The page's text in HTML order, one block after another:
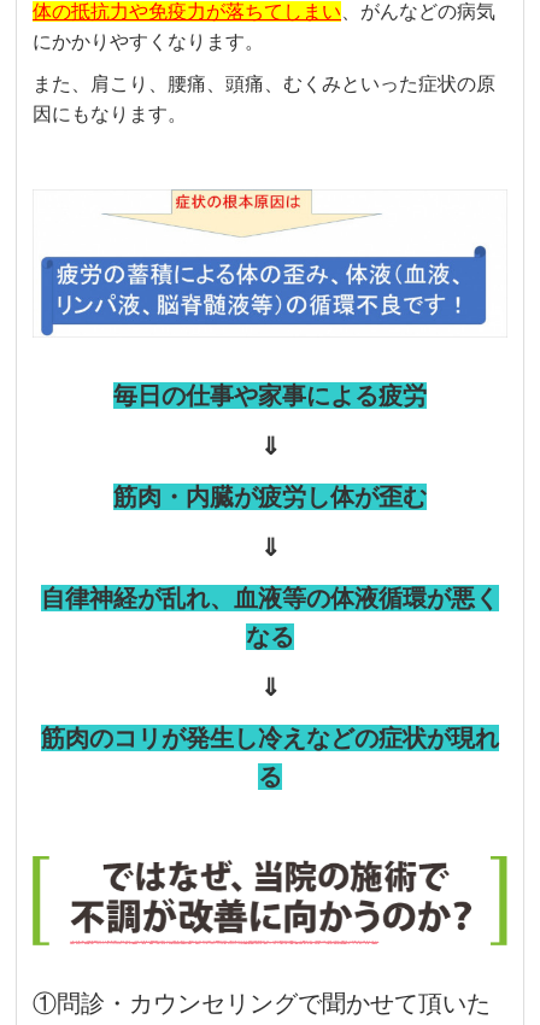
体の抵抗力や免疫力が落ちてしまい 、がんなどの病気
にかかりやすくなります。
また、肩こり、腰痛、頭痛、むくみといった症状の原
因にもなります。
毎日の仕事や家事による疲労
⇓
筋肉・内臓が疲労し体が歪む
⇓
自律神経が乱れ、血液等の体液循環が悪く
なる
⇓
筋肉のコリが発生し冷えなどの症状が現れ
る
①問診・カウンセリングで聞かせて頂いた